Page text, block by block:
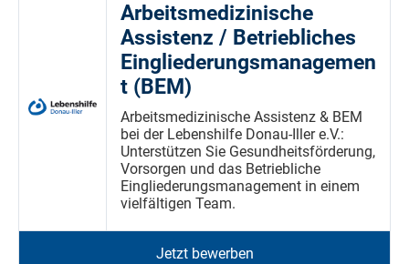
Arbeitsmedizinische
Assistenz / Betriebliches
Eingliederungsmanagemen
t (BEM)
Arbeitsmedizinische Assistenz & BEM
bei der Lebenshilfe Donau-Iller e.V.:
Unterstützen Sie Gesundheitsförderung,
Vorsorgen und das Betriebliche
Eingliederungsmanagement in einem
vielfältigen Team.
Jetzt bewerben